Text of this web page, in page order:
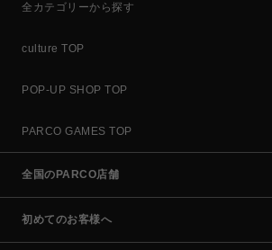
全カテゴリーから探す
culture TOP
POP-UP SHOP TOP
PARCO GAMES TOP
全国のPARCO店舗
初めてのお客様へ